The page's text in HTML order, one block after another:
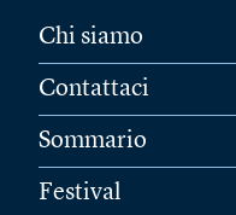
Chi siamo
Contattaci
Sommario
Festival